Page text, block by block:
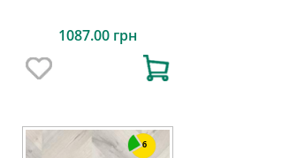
1087.00 грн
6